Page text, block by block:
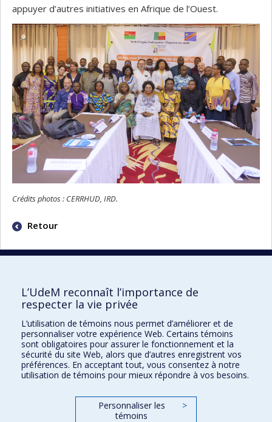
appuyer d’autres initiatives en Afrique de l’Ouest.
Crédits photos : CERRHUD, IRD.
Retour
Unité de santé internationale
Nous joindre par courriel
7077, avenue du Parc - 3eétage, local 3035
Montréal QC H2E 2G2
L’UdeM reconnaît l’importance de
respecter la vie privée
L’utilisation de témoins nous permet d’améliorer et de
personnaliser votre expérience Web. Certains témoins
sont obligatoires pour assurer le fonctionnement et la
sécurité du site Web, alors que d’autres enregistrent vos
préférences. En acceptant tout, vous consentez à notre
utilisation de témoins pour mieux répondre à vos besoins.
Personnaliser les
témoins
>